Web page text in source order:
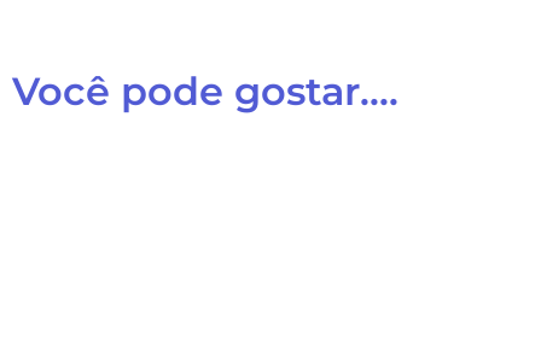
Você pode gostar....